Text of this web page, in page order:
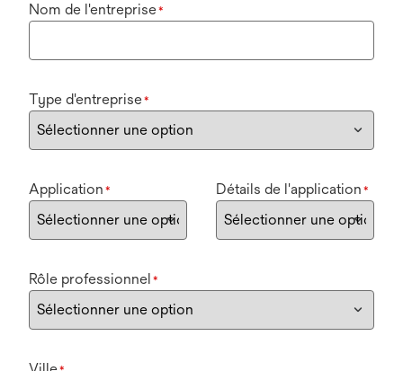
Nom de l'entreprise*
Type d'entreprise*
Application * Détails de l'application *
Rôle professionnel *